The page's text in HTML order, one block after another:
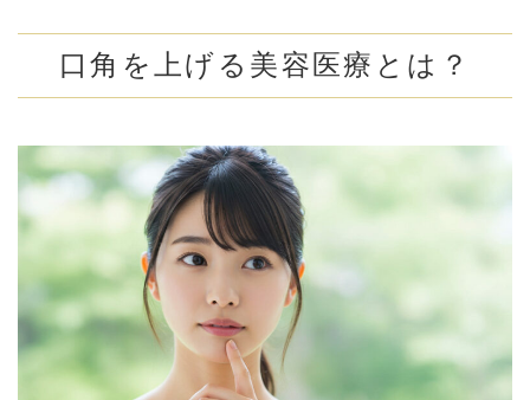
口角を上げる美容医療とは？